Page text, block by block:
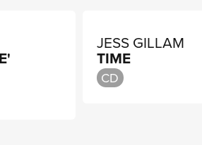
JESS GILLAM
TIME
CD